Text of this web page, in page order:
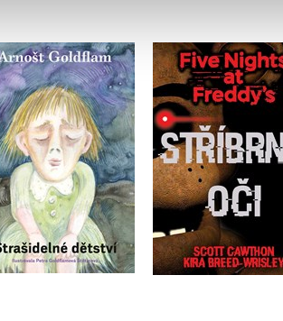
Strašidelné dětství
Arnošt Goldflam
Do košíku
349 Kč
279 Kč
Five Nights at
1: Stříbrné
Scott Cawthon
,
Kira Breed
Do košíku
399 Kč
319 Kč